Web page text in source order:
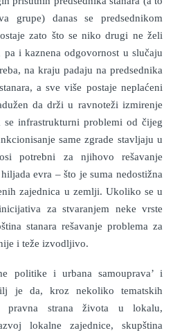
grupe) danas se predsednikom
zato što se niko drugi ne želi
i kaznena odgovornost u slučaju
na kraju padaju na predsednika
a sve više postaje neplaćeni
da drži u ravnoteži izmirenje
se infrastrukturni problemi od čijeg
same zgrade stavljaju u
potrebni za njihovo rešavanje
evra – što je suma nedostižna
zajednica u zemlji. Ukoliko se u
za stvaranjem neke vrste
stanara rešavanje problema za
i teže izvodljivo.
politike i urbana samouprava’ i
je da, kroz nekoliko tematskih
pravna strana života u lokalu,
lokalne zajednice, skupština